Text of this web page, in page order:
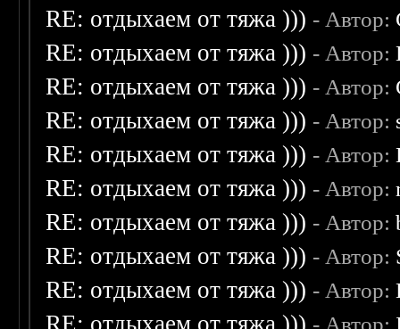
RE: отдыхаем от тяжа ))) - Автор:
RE: отдыхаем от тяжа ))) - Автор:
RE: отдыхаем от тяжа ))) - Автор:
RE: отдыхаем от тяжа ))) - Автор:
RE: отдыхаем от тяжа ))) - Автор:
RE: отдыхаем от тяжа ))) - Автор:
RE: отдыхаем от тяжа ))) - Автор:
RE: отдыхаем от тяжа ))) - Автор:
RE: отдыхаем от тяжа ))) - Автор:
- Автор: